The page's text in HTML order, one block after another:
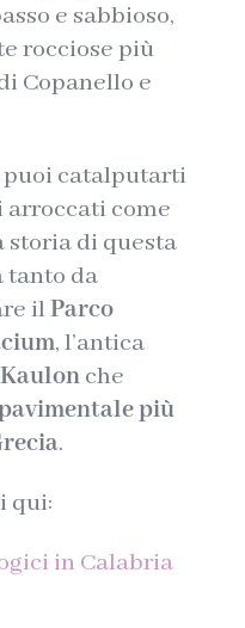
e sabbioso,
rocciose più
Copanello e
puoi catalputarti
come
storia di questa
tanto da
ilParco
, l’antica
Kaulonche
più
.
qui:
in Calabria